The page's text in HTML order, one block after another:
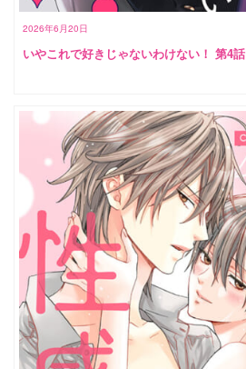
2026年6月20日
いやこれで好きじゃないわけない！ 第4話